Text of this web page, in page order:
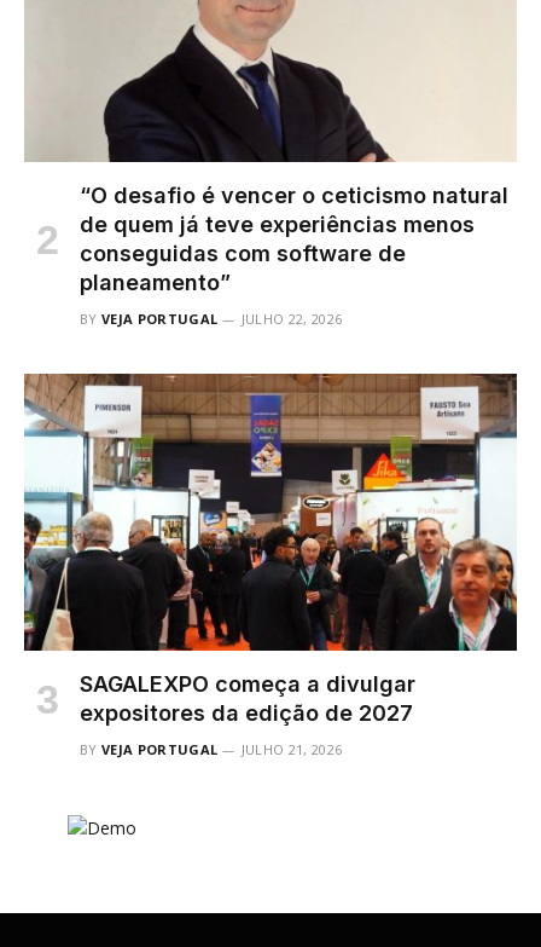
“O desafio é vencer o ceticismo natural
de quem já teve experiências menos
conseguidas com software de
planeamento”
BY VEJA PORTUGAL JULHO 22, 2026
SAGALEXPO começa a divulgar
expositores da edição de 2027
BY VEJA PORTUGAL JULHO 21, 2026